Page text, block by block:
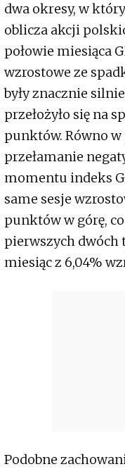
dwa okresy, w
oblicza akcji
połowie miesiąca
wzrostowe ze
były znacznie
przełożyło się na
punktów. Równo w
przełamanie
momentu indeks
same sesje
punktów w górę,
pierwszych dwóch
miesiąc z 6,04%
Podobne